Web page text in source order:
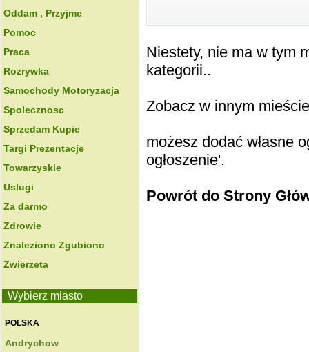
Oddam , Przyjme
Pomoc
Praca
Rozrywka
Samochody Motoryzacja
Spolecznosc
Sprzedam Kupie
Targi Prezentacje
Towarzyskie
Uslugi
Za darmo
Zdrowie
Znaleziono Zgubiono
Zwierzeta
Wybierz miasto
POLSKA
Andrychow
Niestety, nie ma w tym
kategorii..
Zobacz w innym
możesz dodać własne
ogłoszenie'.
Powrót do Strony